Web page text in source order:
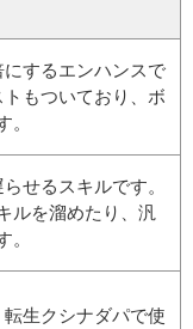
するエンハンスで
もついており、ボ
。
せるスキルです。
ルを溜めたり、汎
。
生クシナダパで使